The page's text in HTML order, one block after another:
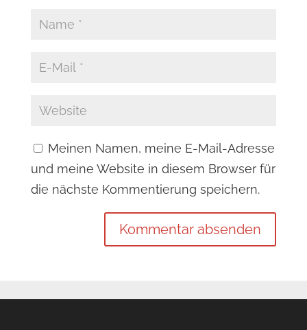
Meinen Namen, meine E-Mail-Adresse
und meine Website in diesem Browser für
die nächste Kommentierung speichern.